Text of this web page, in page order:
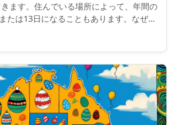
ます。住んでいる場所によって、年間の
たは13日になることもあります。なぜで
ンサイト： ドイツには全国共通の祝日